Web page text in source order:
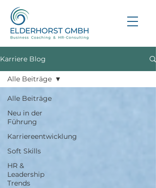
Karriere Blog
Alle Beiträge
Neu in der
Führung
Karriereentwicklung
Soft Skills
HR &
Leadership
Trends
Alle Beiträge